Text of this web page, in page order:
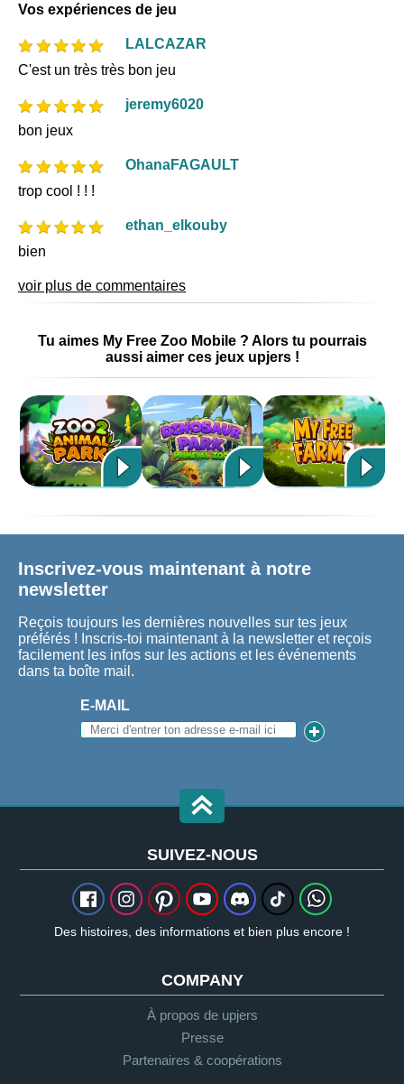
Vos expériences de jeu
LALCAZAR
C'est un très très bon jeu
jeremy6020
bon jeux
OhanaFAGAULT
trop cool ! ! !
ethan_elkouby
bien
voir plus de commentaires
Tu aimes My Free Zoo Mobile ? Alors tu pourrais
aussi aimer ces jeux upjers !
Inscrivez-vous maintenant à notre
newsletter
Reçois toujours les dernières nouvelles sur tes jeux
préférés ! Inscris-toi maintenant à la newsletter et reçois
facilement les infos sur les actions et les événements
dans ta boîte mail.
E-MAIL
SUIVEZ-NOUS
Des histoires, des informations et bien plus encore !
COMPANY
À propos de upjers
Presse
Partenaires & coopérations